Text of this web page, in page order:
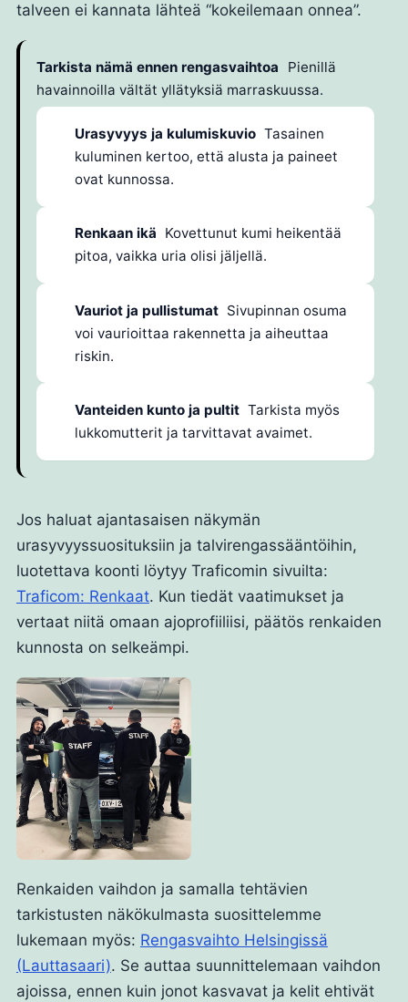
talveen ei kannata lähteä “kokeilemaan onnea”.
Tarkista nämä ennen rengasvaihtoa
Pienillä
havainnoilla vältät yllätyksiä marraskuussa.
Urasyvyys ja kulumiskuvio Tasainen
kuluminen kertoo, että alusta ja paineet
ovat kunnossa.
Renkaan ikä Kovettunut kumi heikentää
pitoa, vaikka uria olisi jäljellä.
Vauriot ja pullistumat Sivupinnan osuma
voi vaurioittaa rakennetta ja aiheuttaa
riskin.
Vanteiden kunto ja pultit Tarkista myös
lukkomutterit ja tarvittavat avaimet.
Jos haluat ajantasaisen näkymän
urasyvyyssuosituksiin ja talvirengassääntöihin,
luotettava koonti löytyy Traficomin sivuilta:
Traficom: Renkaat. Kun tiedät vaatimukset ja
vertaat niitä omaan ajoprofiiliisi, päätös renkaiden
kunnosta on selkeämpi.
Renkaiden vaihdon ja samalla tehtävien
tarkistusten näkökulmasta suosittelemme
lukemaan myös: Rengasvaihto Helsingissä
(Lauttasaari). Se auttaa suunnittelemaan vaihdon
ajoissa, ennen kuin jonot kasvavat ja kelit ehtivät